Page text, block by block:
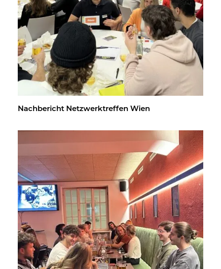
Nach­be­richt Netz­werk­tref­fen Wien